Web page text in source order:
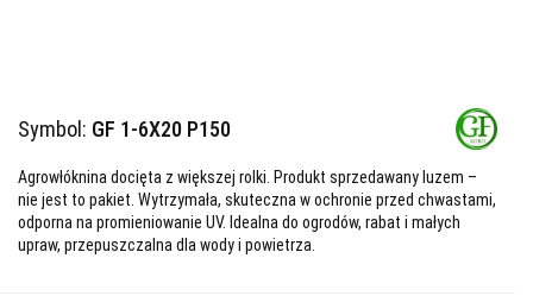
Symbol: GF 1-6X20 P150
Agrowłóknina docięta z większej rolki. Produkt sprzedawany luzem –
nie jest to pakiet. Wytrzymała, skuteczna w ochronie przed chwastami,
odporna na promieniowanie UV. Idealna do ogrodów, rabat i małych
upraw, przepuszczalna dla wody i powietrza.